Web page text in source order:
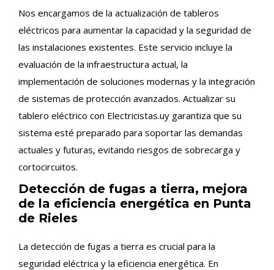
Nos encargamos de la actualización de tableros
eléctricos para aumentar la capacidad y la seguridad de
las instalaciones existentes. Este servicio incluye la
evaluación de la infraestructura actual, la
implementación de soluciones modernas y la integración
de sistemas de protección avanzados. Actualizar su
tablero eléctrico con Electricistas.uy garantiza que su
sistema esté preparado para soportar las demandas
actuales y futuras, evitando riesgos de sobrecarga y
cortocircuitos.
Detección de fugas a tierra, mejora
de la eficiencia energética en Punta
de Rieles
La detección de fugas a tierra es crucial para la
seguridad eléctrica y la eficiencia energética. En